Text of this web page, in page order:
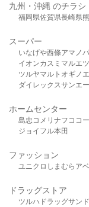
九州・沖縄 のチラシ
福岡県佐賀県長崎県
スーパー
いなげや西條アマノ
イオンカスミ マルエツ
ツルヤマルト オギノ
ダイレックスサンエー
ホームセンター
島忠 コメリ ナフコ コ
ジョイフル本田
ファッション
ユニクロ しまむら ア
ドラッグストア
ツルハドラッグサン